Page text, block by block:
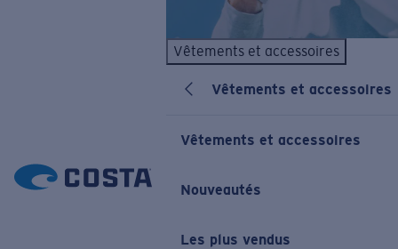
Vêtements et accessoires
Vêtements et accessoires
Vêtements et accessoires
Nouveautés
Les plus vendus